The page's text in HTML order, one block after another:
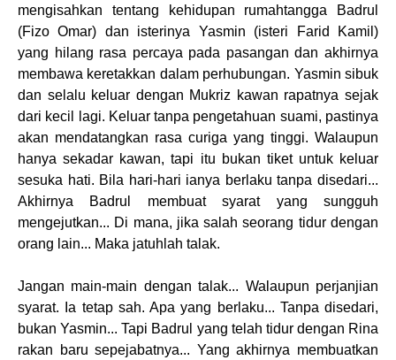
mengisahkan tentang kehidupan rumahtangga Badrul
(Fizo Omar) dan isterinya Yasmin (isteri Farid Kamil)
yang hilang rasa percaya pada pasangan dan akhirnya
membawa keretakkan dalam perhubungan. Yasmin sibuk
dan selalu keluar dengan Mukriz kawan rapatnya sejak
dari kecil lagi. Keluar tanpa pengetahuan suami, pastinya
akan mendatangkan rasa curiga yang tinggi. Walaupun
hanya sekadar kawan, tapi itu bukan tiket untuk keluar
sesuka hati. Bila hari-hari ianya berlaku tanpa disedari...
Akhirnya Badrul membuat syarat yang sungguh
mengejutkan... Di mana, jika salah seorang tidur dengan
orang lain... Maka jatuhlah talak.
Jangan main-main dengan talak... Walaupun perjanjian
syarat. Ia tetap sah. Apa yang berlaku... Tanpa disedari,
bukan Yasmin... Tapi Badrul yang telah tidur dengan Rina
rakan baru sepejabatnya... Yang akhirnya membuatkan